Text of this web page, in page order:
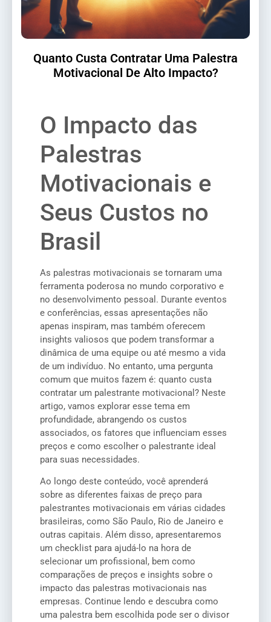
Quanto Custa Contratar Uma Palestra
Motivacional De Alto Impacto?
O Impacto das
Palestras
Motivacionais e
Seus Custos no
Brasil
As palestras motivacionais se tornaram uma
ferramenta poderosa no mundo corporativo e
no desenvolvimento pessoal. Durante eventos
e conferências, essas apresentações não
apenas inspiram, mas também oferecem
insights valiosos que podem transformar a
dinâmica de uma equipe ou até mesmo a vida
de um indivíduo. No entanto, uma pergunta
comum que muitos fazem é: quanto custa
contratar um palestrante motivacional? Neste
artigo, vamos explorar esse tema em
profundidade, abrangendo os custos
associados, os fatores que influenciam esses
preços e como escolher o palestrante ideal
para suas necessidades.
Ao longo deste conteúdo, você aprenderá
sobre as diferentes faixas de preço para
palestrantes motivacionais em várias cidades
brasileiras, como São Paulo, Rio de Janeiro e
outras capitais. Além disso, apresentaremos
um checklist para ajudá-lo na hora de
selecionar um profissional, bem como
comparações de preços e insights sobre o
impacto das palestras motivacionais nas
empresas. Continue lendo e descubra como
uma palestra bem escolhida pode ser o divisor